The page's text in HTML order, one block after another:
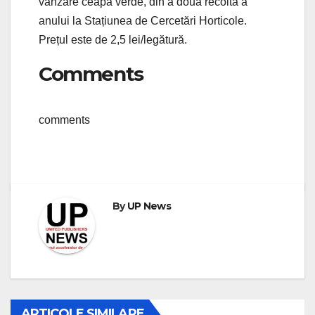
anului la Stațiunea de Cercetări Horticole.
Prețul este de 2,5 lei/legătură.
Comments
comments
ByUP News